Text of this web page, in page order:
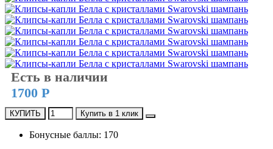
Есть в наличии
1700 Р
КУПИТЬ Купить в 1 клик
Бонусные баллы: 170